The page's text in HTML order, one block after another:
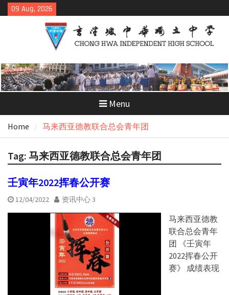
Skip
to
09 Aug, 2026
Menu
Home 马来西亚德教联合总会青年团
Tag: 马来西亚德教联合总会青年团
壬寅年2022挥春公开赛
12/04/2022 资讯中心 3
马来西亚德教
联合总会青年
团 《壬寅年
2022挥春公开
赛》 成绩表现